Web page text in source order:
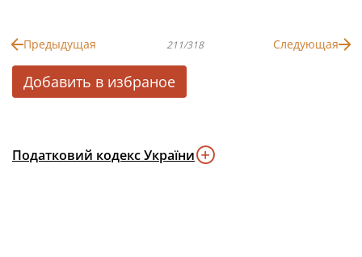
Предыдущая 211/318 Следующая
Добавить в избраное
Податковий кодекс України